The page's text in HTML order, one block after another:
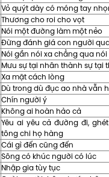
Vỏ quýt dày có móng tay
Thương cho roi cho vọt
Nói một đường làm một nẻo
Đừng đánh giá con người
Nói gần nói xa chẳng qua
Mưu sự tại nhân thành sự tại
Xa mặt cách lòng
Dù trong dù đục ao nhà vẫn
Chín người ý
Không ai hoàn hảo cả
Yêu ai yêu cả đường đi,
tông chi họ hàng
Cái gì đến cũng đến
Sông có khúc người có lúc
Nhập gia tùy tục